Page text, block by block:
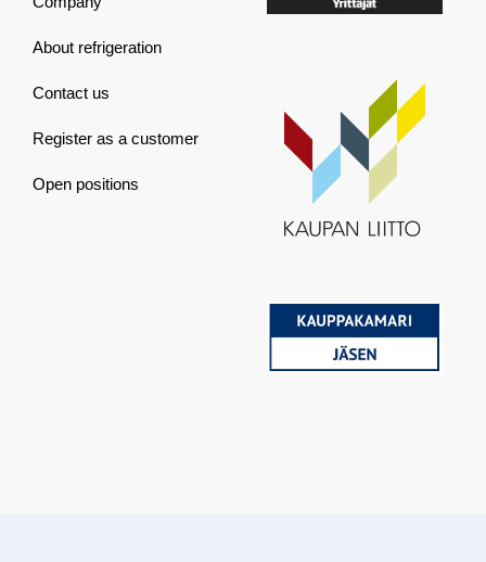
About refrigeration
Contact us
Register as a customer
Open positions